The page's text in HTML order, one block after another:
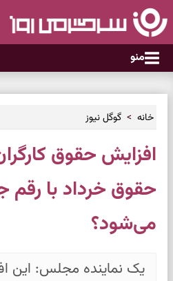
منو
خانه گوگل نیوز
افزایش حقوق
حقوق خرداد با رقم
می‌شود؟
یک نماینده مجلس: این